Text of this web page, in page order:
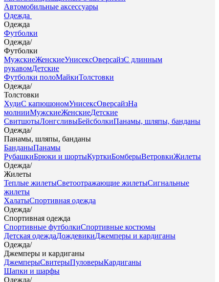
Автомобильные аксессуары
Одежда
Одежда
Футболки
Одежда/
Футболки
МужскиеЖенскиеУнисексОверсайзС длинным
рукавомДетские
Футболки полоМайкиТолстовки
Одежда/
Толстовки
ХудиС капюшономУнисексОверсайзНа
молнииМужскиеЖенскиеДетские
СвитшотыЛонгсливыБейсболкиПанамы, шляпы, банданы
Одежда/
Панамы, шляпы, банданы
БанданыПанамы
РубашкиБрюки и шортыКурткиБомберыВетровкиЖилеты
Одежда/
Жилеты
Теплые жилетыСветоотражающие жилетыСигнальные
жилеты
ХалатыСпортивная одежда
Одежда/
Спортивная одежда
Спортивные футболкиСпортивные костюмы
Детская одеждаДождевикиДжемперы и кардиганы
Одежда/
Джемперы и кардиганы
ДжемперыСвитерыПуловерыКардиганы
Шапки и шарфы
Одежда/